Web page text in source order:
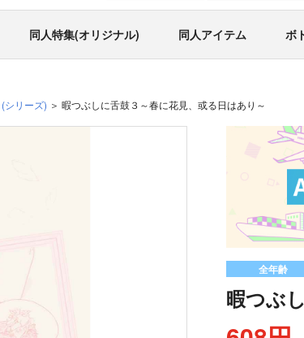
同人特集(オリジナル) 同人アイテム ボ
(シリーズ) 暇つぶしに舌鼓３～春に花見、或る日はあり～
全年齢
暇つぶ